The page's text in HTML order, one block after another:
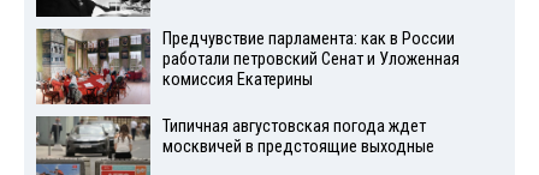
Предчувствие парламента: как в России
работали петровский Сенат и Уложенная
комиссия Екатерины
Типичная августовская погода ждет
москвичей в предстоящие выходные